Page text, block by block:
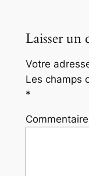
Laisser un
Votre
Les champs
*
Commentaire